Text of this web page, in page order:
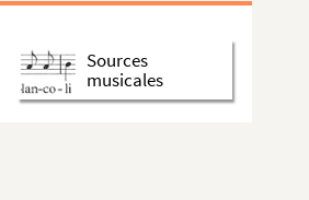
Sources
musicales